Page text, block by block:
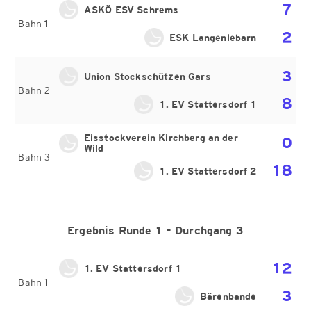
Bahn 1
ASKÖ ESV Schrems
7
2
ESK Langenlebarn
Bahn 2
Union Stockschützen Gars
3
8
1. EV Stattersdorf 1
Bahn 3
Eisstockverein Kirchberg an der
Wild
0
18
1. EV Stattersdorf 2
Ergebnis Runde 1 - Durchgang 3
Bahn 1
1. EV Stattersdorf 1
12
3
Bärenbande